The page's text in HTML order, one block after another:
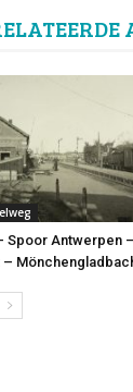
Spoor Antwerpen –
–